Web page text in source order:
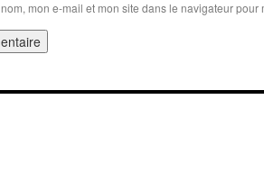
mon e-mail et mon site dans le navigateur